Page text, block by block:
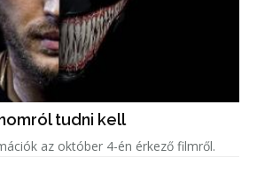
tudni kell
az október 4-én érkező filmről.